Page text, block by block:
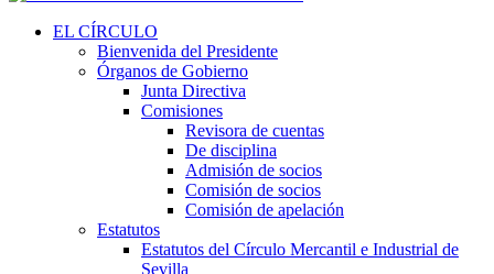
EL CÍRCULO
Bienvenida del Presidente
Órganos de Gobierno
Junta Directiva
Comisiones
Revisora de cuentas
De disciplina
Admisión de socios
Comisión de socios
Comisión de apelación
Estatutos
Estatutos del Círculo Mercantil e Industrial de
Sevilla